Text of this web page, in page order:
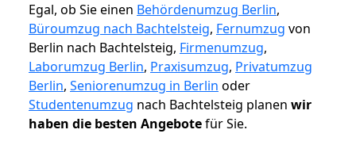
Egal, ob Sie einen Behördenumzug Berlin,
Büroumzug nach Bachtelsteig, Fernumzug von
Berlin nach Bachtelsteig, Firmenumzug,
Laborumzug Berlin, Praxisumzug, Privatumzug
Berlin, Seniorenumzug in Berlin oder
Studentenumzug nach Bachtelsteig planen wir
haben die besten Angebotefür Sie.